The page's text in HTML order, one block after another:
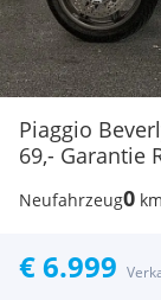
Piaggio
69,- Garantie
Neufahrzeug0 km
€ 6.999